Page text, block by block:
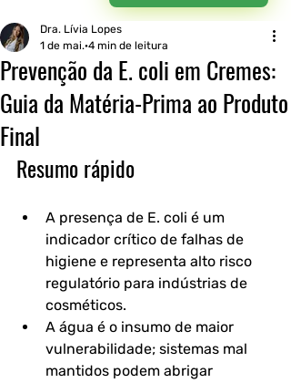
Prevenção da E. coli em Cremes:
Guia da Matéria-Prima ao Produto
Final
Dra. Lívia Lopes
1 de mai. 4 min de leitura
Resumo rápido
A presença de E. coli é um
indicador crítico de falhas de
higiene e representa alto risco
regulatório para indústrias de
cosméticos.
A água é o insumo de maior
vulnerabilidade; sistemas mal
mantidos podem abrigar